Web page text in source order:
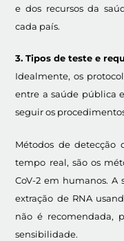
e dos recursos da
cada país.
3. Tipos de teste e
Idealmente, os
entre a saúde pública
seguir os
Métodos de detecção
tempo real, são os
CoV-2 em humanos. A
extração de RNA
não é recomendada,
sensibilidade.